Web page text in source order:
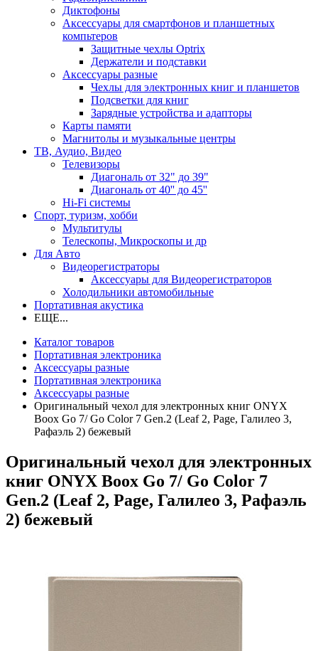
Диктофоны
Аксессуары для смартфонов и планшетных
компьтеров
Защитные чехлы Optrix
Держатели и подставки
Аксессуары разные
Чехлы для электронных книг и планшетов
Подсветки для книг
Зарядные устройства и адапторы
Карты памяти
Магнитолы и музыкальные центры
ТВ, Аудио, Видео
Телевизоры
Диагональ от 32" до 39"
Диагональ от 40'' до 45''
Hi-Fi системы
Спорт, туризм, хобби
Мультитулы
Телескопы, Микроскопы и др
Для Авто
Видеорегистраторы
Аксессуары для Видеорегистраторов
Холодильники автомобильные
Портативная акустика
ЕЩЕ...
Каталог товаров
Портативная электроника
Аксессуары разные
Портативная электроника
Аксессуары разные
Оригинальный чехол для электронных книг ONYX
Boox Go 7/ Go Color 7 Gen.2 (Leaf 2, Page, Галилео 3,
Рафаэль 2) бежевый
Оригинальный чехол для электронных
книг ONYX Boox Go 7/ Go Color 7
Gen.2 (Leaf 2, Page, Галилео 3, Рафаэль
2) бежевый